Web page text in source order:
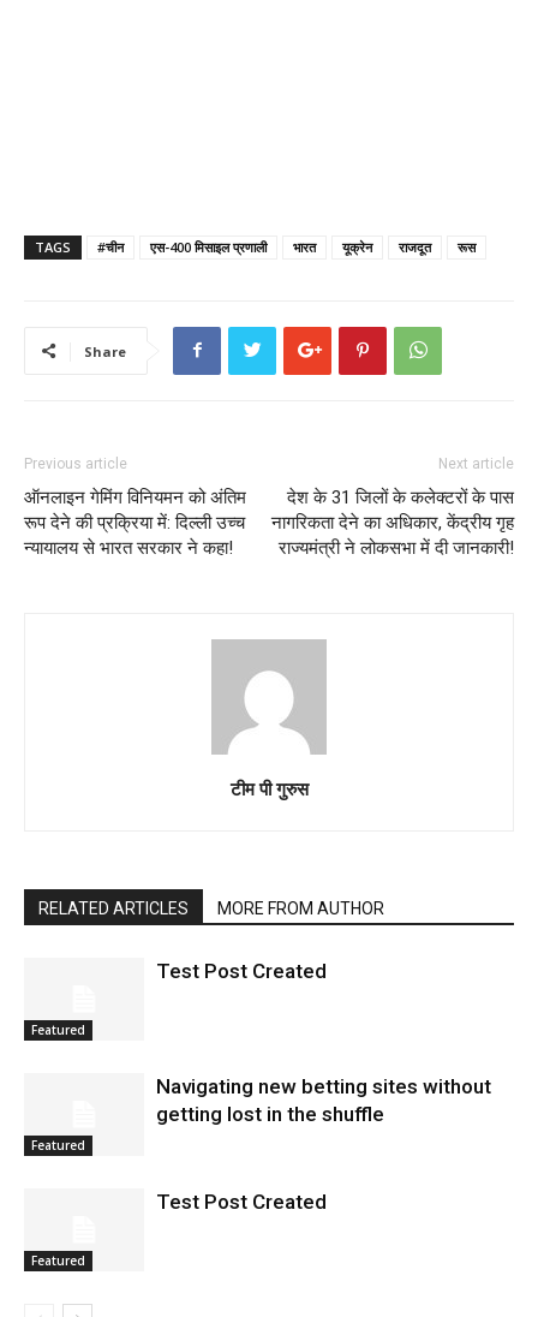
TAGS #चीन एस-400 मिसाइल प्रणाली भारत यूक्रेन राजदूत रूस
Share
Previous article
ऑनलाइन गेमिंग विनियमन को अंतिम
रूप देने की प्रक्रिया में: दिल्ली उच्च
न्यायालय से भारत सरकार ने कहा!
Next article
देश के 31 जिलों के कलेक्टरों के पास
नागरिकता देने का अधिकार, केंद्रीय गृह
राज्यमंत्री ने लोकसभा में दी जानकारी!
टीम पी गुरुस
RELATED ARTICLES MORE FROM AUTHOR
Featured
Test Post Created
Featured
Navigating new betting sites without
getting lost in the shuffle
Featured
Test Post Created